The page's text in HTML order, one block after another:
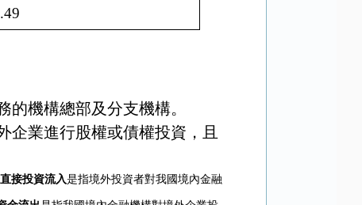
機構總部及分支機構。
企業進行股權或債權投資，且
接投資流入是指境外投資者對我國境內金融